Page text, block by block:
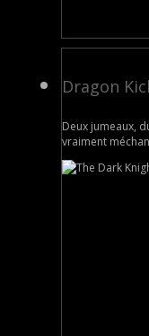
Dragon
Deux jumeaux,
vraiment